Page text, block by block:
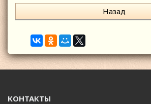
Назад
КОНТАКТЫ